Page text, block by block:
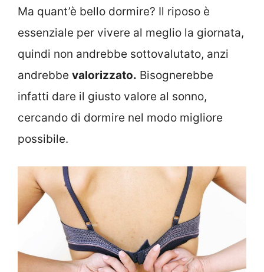
Ma quant’è bello dormire? Il riposo è
essenziale per vivere al meglio la giornata,
quindi non andrebbe sottovalutato, anzi
andrebbe valorizzato. Bisognerebbe
infatti dare il giusto valore al sonno,
cercando di dormire nel modo migliore
possibile.